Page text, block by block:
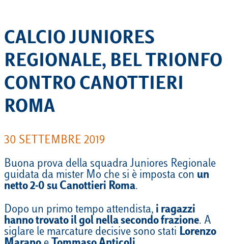
CALCIO JUNIORES
REGIONALE, BEL TRIONFO
CONTRO CANOTTIERI
ROMA
30 SETTEMBRE 2019
Buona prova della squadra Juniores Regionale
guidata da mister Mo che si è imposta con un
netto 2-0 su Canottieri Roma.
Dopo un primo tempo attendista, i ragazzi
hanno trovato il gol nella secondo frazione. A
siglare le marcature decisive sono stati Lorenzo